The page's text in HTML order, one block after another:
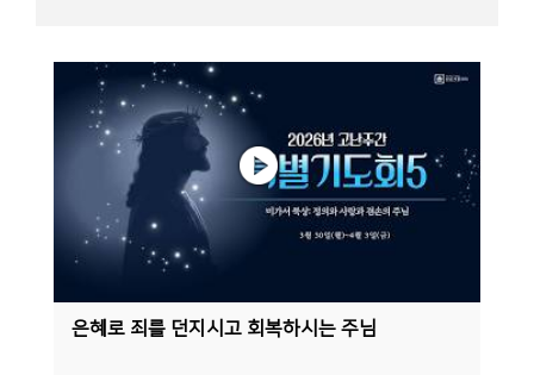
은혜로 죄를 던지시고 회복하시는 주님